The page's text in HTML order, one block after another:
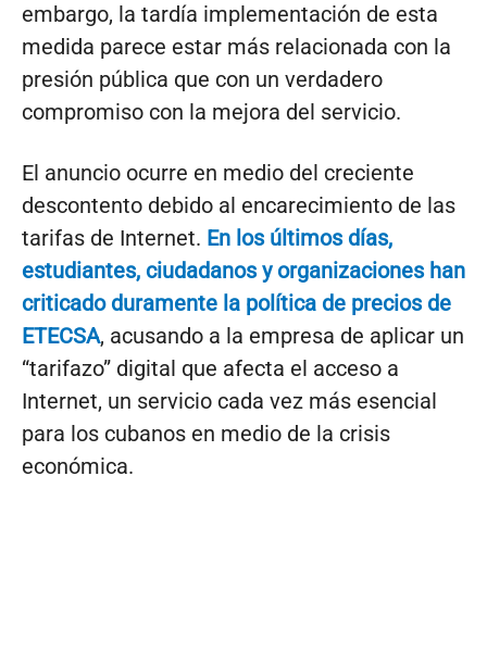
embargo, la tardía implementación de esta
medida parece estar más relacionada con la
presión pública que con un verdadero
compromiso con la mejora del servicio.
El anuncio ocurre en medio del creciente
descontento debido al encarecimiento de las
tarifas de Internet. En los últimos días,
estudiantes, ciudadanos y organizaciones han
criticado duramente la política de precios de
ETECSA, acusando a la empresa de aplicar un
“tarifazo” digital que afecta el acceso a
Internet, un servicio cada vez más esencial
para los cubanos en medio de la crisis
económica.